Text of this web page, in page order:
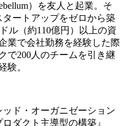
）を友人と起業。そ
タートアップをゼロから築
ル（約110億円）以上の資
業で会社勤務を経験した際
で200人のチームを引き継
験。
ド・オーガニゼーション
ダクト主導型の構築』